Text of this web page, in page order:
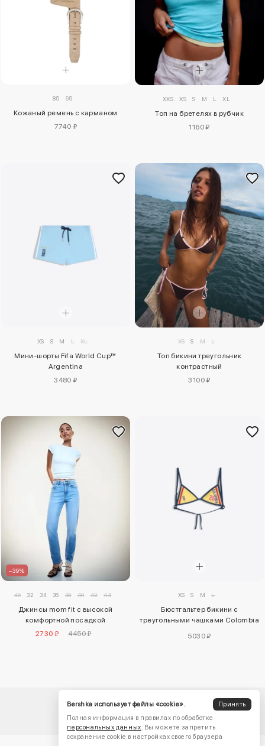
85 95
Кожаный ремень с карманом
7740 ₽
XXS XS S M L XL
Топ на бретелях в рубчик
1160 ₽
XS S M L XL
Мини-шорты Fifa World Cup™
Argentina
3480 ₽
XS S M L
Топ бикини треугольник
контрастный
3100 ₽
–39%
46 32 34 36 38 40 42 44
Джинсы mom fit с высокой
комфортной посадкой
2730 ₽
4450 ₽
XS S M L
Бюстгальтер бикини с
треугольными чашками Colombia
5030 ₽
Bershka использует файлы «cookie».
Принять
Полная информация в правилах по обработке
персональных данных. Вы можете запретить
сохранение cookie в настройках своего браузера